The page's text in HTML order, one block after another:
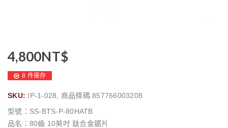
4,800NT$
8 件庫存
SKU: IP-1-028, 商品條碼:857766003208
型號：SS-BTS-P-80HATB
品名：80齒 10英吋 鈦合金鋸片